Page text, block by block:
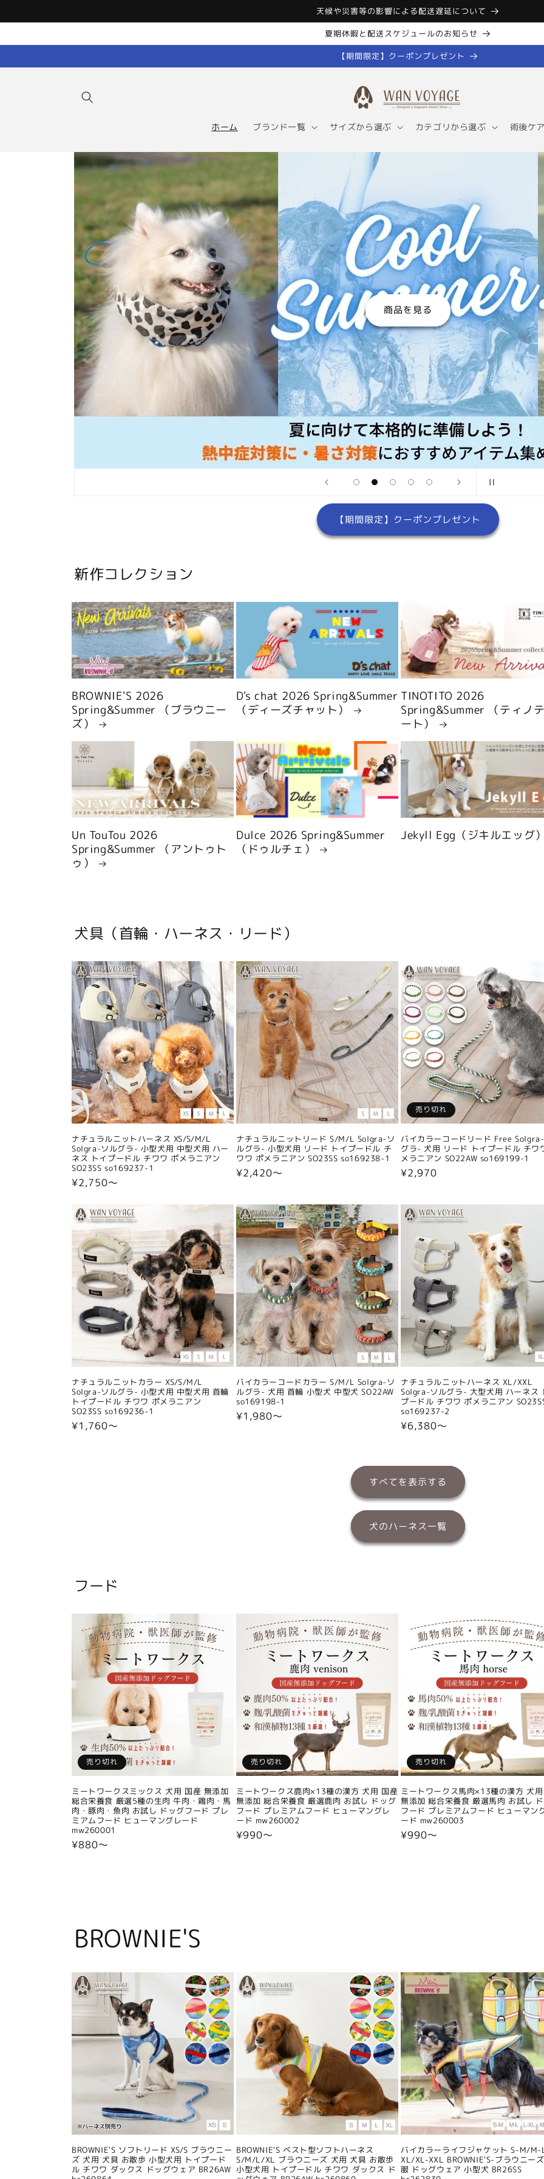
ツに進む
天候や災害等の影響による配送遅延について
夏期休暇と配送スケジュールのお知らせ
【期間限定】クーポンプレゼント
ホーム ブランド一覧 サイズから選ぶ カテゴリから選ぶ 術後ケ
商品を見る
【期間限定】クーポンプレゼント
新作コレクション
BROWNIE'S 2026
Spring&Summer （ブラウニー
ズ）
D's chat 2026 Spring&Summer
（ディーズチャット）
TINOTITO 2026
Spring&Summer （ティノ
ート）
Un TouTou 2026
Spring&Summer （アントゥト
ゥ）
Dulce 2026 Spring&Summer
（ドゥルチェ）
Jekyll Egg（ジキルエッグ
犬具（首輪・ハーネス・リード）
ナチュラルニットハーネス XS/S/M/L
Solgra-ソルグラ- 小型犬用 中型犬用 ハー
ネス トイプードル チワワ ポメラニアン
SO23SS so169237-1
通
価
格
¥2,750〜
ナチュラルニットリード S/M/L Solgra-ソ
ルグラ- 小型犬用 リード トイプードル チ
ワワ ポメラニアン SO23SS so169238-1
通
格
¥2,420〜
売り切れ
バイカラーコードリード Free
グラ- 犬用 リード トイプードル チワ
メラニアン SO22AW so169199-1
通
格
¥2,970
ナチュラルニットカラー XS/S/M/L
Solgra-ソルグラ- 小型犬用 中型犬用 首輪
トイプードル チワワ ポメラニアン
SO23SS so169236-1
通
¥1,760〜
バイカラーコードカラー S/M/L Solgra-ソ
ルグラ- 犬用 首輪 小型犬 中型犬 SO22AW
so169198-1
通
¥1,980〜
ナチュラルニットハーネス XL/XXL
Solgra-ソルグラ- 大型犬用 ハーネス
プードル チワワ ポメラニアン
so169237-2
通
格
¥6,380〜
すべてを表示する
犬のハーネス一覧
フード
売り切れ
ミートワークスミックス 犬用 国産 無添加
総合栄養食 厳選5種の生肉 牛肉・鶏肉・馬
肉・豚肉・魚肉 お試し ドッグフード プレ
ミアムフード ヒューマングレード
mw260001
通
¥880〜
売り切れ
ミートワークス鹿肉×13種の漢方 犬用 国産
無添加 総合栄養食 厳選鹿肉 お試し ドッグ
フード プレミアムフード ヒューマングレ
ード mw260002
通
¥990〜
売り切れ
ミートワークス馬肉×13種の漢方 犬
無添加 総合栄養食 厳選馬肉 お試し
フード プレミアムフード ヒューマン
ード mw260003
通
¥990〜
BROWNIE'S
BROWNIE'S ソフトリード XS/S ブラウニー
ズ 犬用 犬具 お散歩 小型犬用 トイプード
ル チワワ ダックス ドッグウェア BR26AW
BROWNIE'S ベスト型ソフトハーネス
S/M/L/XL ブラウニーズ 犬用 犬具 お散歩
小型犬用 トイプードル チワワ ダックス ド
バイカラーライフジャケット S-M/
XL/XL-XXL BROWNIE'S-ブラウニー
服 ドッグウェア 小型犬 BR26SS